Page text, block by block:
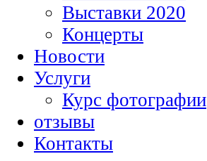
Выставки 2020
Концерты
Новости
Услуги
Курс фотографии
отзывы
Контакты